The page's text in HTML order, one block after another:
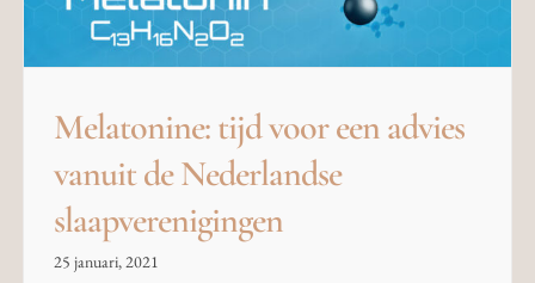
Melatonine: tijd voor een advies
vanuit de Nederlandse
slaapverenigingen
25 januari, 2021